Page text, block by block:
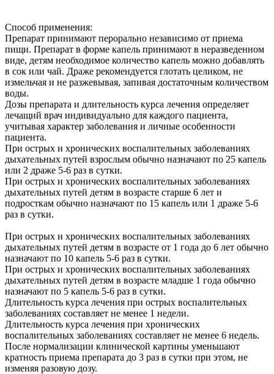
Способ применения:
Препарат принимают перорально независимо от приема
пищи. Препарат в форме капель принимают в неразведенном
виде, детям необходимое количество капель можно добавлять
в сок или чай. Драже рекомендуется глотать целиком, не
измельчая и не разжевывая, запивая достаточным количеством
воды.
Дозы препарата и длительность курса лечения определяет
лечащий врач индивидуально для каждого пациента,
учитывая характер заболевания и личные особенности
пациента.
При острых и хронических воспалительных заболеваниях
дыхательных путей взрослым обычно назначают по 25 капель
или 2 драже 5-6 раз в сутки.
При острых и хронических воспалительных заболеваниях
дыхательных путей детям в возрасте старше 6 лет и
подросткам обычно назначают по 15 капель или 1 драже 5-6
раз в сутки.
При острых и хронических воспалительных заболеваниях
дыхательных путей детям в возрасте от 1 года до 6 лет обычно
назначают по 10 капель 5-6 раз в сутки.
При острых и хронических воспалительных заболеваниях
дыхательных путей детям в возрасте младше 1 года обычно
назначают по 5 капель 5-6 раз в сутки.
Длительность курса лечения при острых воспалительных
заболеваниях составляет не менее 1 недели.
Длительность курса лечения при хронических
воспалительных заболеваниях составляет не менее 6 недель.
После нормализации клинической картины уменьшают
кратность приема препарата до 3 раз в сутки при этом, не
изменяя разовую дозу.